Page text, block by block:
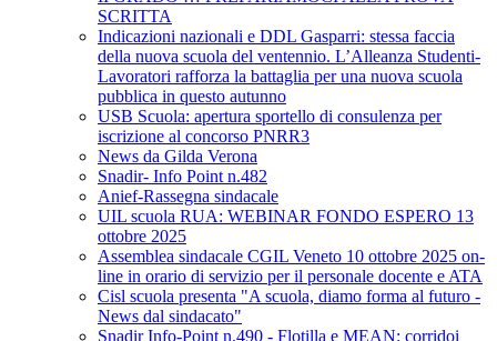
SCRITTA
Indicazioni nazionali e DDL Gasparri: stessa faccia
della nuova scuola del ventennio. L’Alleanza Studenti-
Lavoratori rafforza la battaglia per una nuova scuola
pubblica in questo autunno
USB Scuola: apertura sportello di consulenza per
iscrizione al concorso PNRR3
News da Gilda Verona
Snadir- Info Point n.482
Anief-Rassegna sindacale
UIL scuola RUA: WEBINAR FONDO ESPERO 13
ottobre 2025
Assemblea sindacale CGIL Veneto 10 ottobre 2025 on-
line in orario di servizio per il personale docente e ATA
Cisl scuola presenta "A scuola, diamo forma al futuro -
News dal sindacato"
Snadir Info-Point n.490 - Flotilla e MEAN: corridoi